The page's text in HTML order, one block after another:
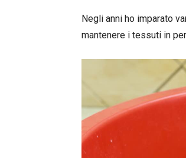
Negli anni ho imparato
mantenere i tessuti in